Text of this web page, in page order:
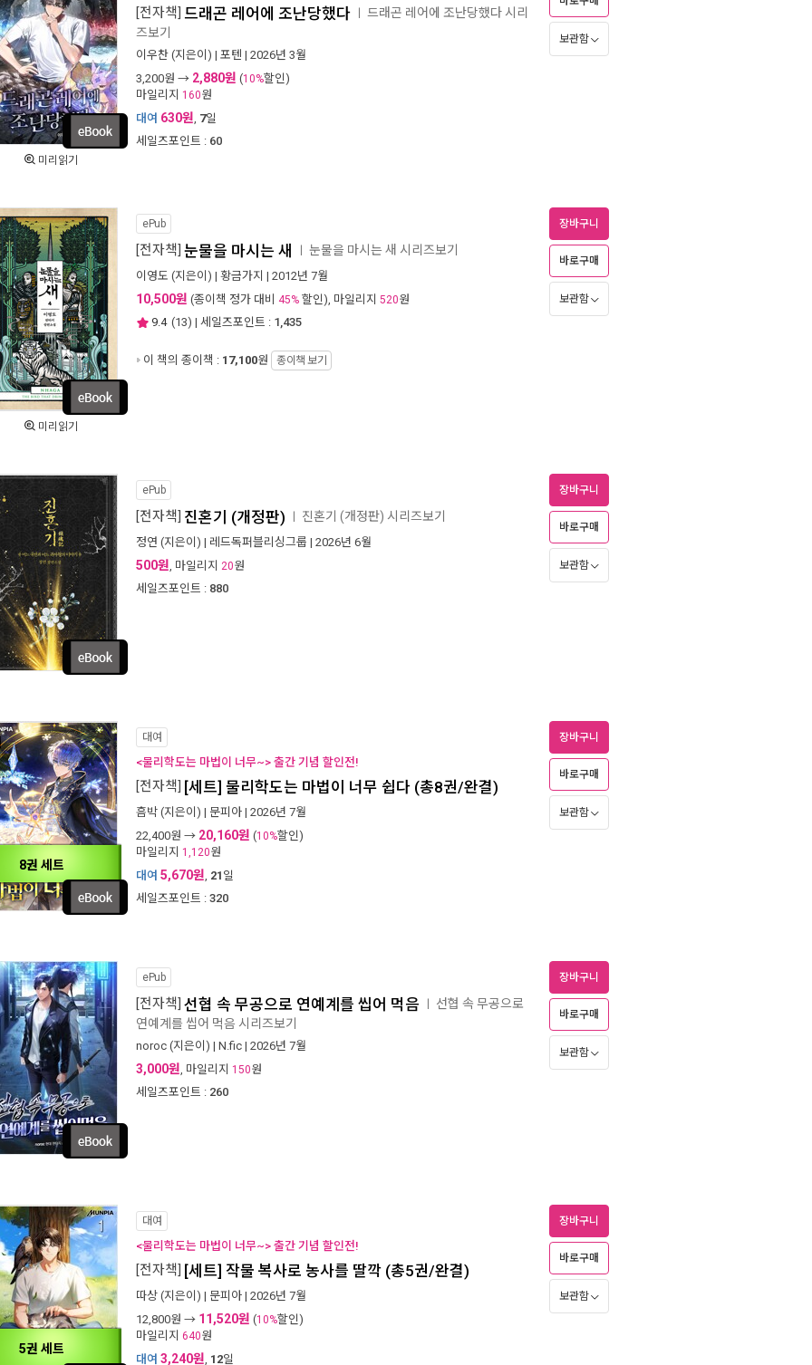
미리읽기
[전자책] 드래곤 레어에 조난당했다 드래곤 레어에 조난당했다 시리
즈보기
이우찬 (지은이) | 포텐 | 2026년 3월
3,200원 → 2,880원 (10%할인)
마일리지 160원
대여 630원, 7일
세일즈포인트 : 60
보관함
미리읽기
ePub
[전자책] 눈물을 마시는 새 눈물을 마시는 새 시리즈보기
이영도 (지은이) | 황금가지 | 2012년 7월
10,500원 (종이책 정가 대비 45% 할인), 마일리지 520원
9.4 (13) | 세일즈포인트 : 1,435
이 책의 종이책 : 17,100원 종이책 보기
장바구니
바로구매
보관함
ePub
[전자책] 진혼기 (개정판) 진혼기 (개정판) 시리즈보기
정연 (지은이) | 레드독퍼블리싱그룹 | 2026년 6월
500원, 마일리지 20원
세일즈포인트 : 880
장바구니
바로구매
보관함
8권 세트
대여
<물리학도는 마법이 너무~> 출간 기념 할인전!
[전자책] [세트] 물리학도는 마법이 너무 쉽다 (총8권/완결)
흠박 (지은이) | 문피아 | 2026년 7월
22,400원 → 20,160원 (10%할인)
마일리지 1,120원
대여 5,670원, 21 일
세일즈포인트 : 320
장바구니
바로구매
보관함
ePub
[전자책] 선협 속 무공으로 연예계를 씹어 먹음 선협 속 무공으로
연예계를 씹어 먹음 시리즈보기
noroc (지은이) | N.fic | 2026년 7월
3,000원, 마일리지 150원
세일즈포인트 : 260
장바구니
바로구매
보관함
5권 세트
대여
<물리학도는 마법이 너무~> 출간 기념 할인전!
[전자책] [세트] 작물 복사로 농사를 딸깍 (총5권/완결)
따상 (지은이) | 문피아 | 2026년 7월
12,800원 → 11,520원 (10%할인)
마일리지 640원
대여 3,240원, 12일
장바구니
바로구매
보관함